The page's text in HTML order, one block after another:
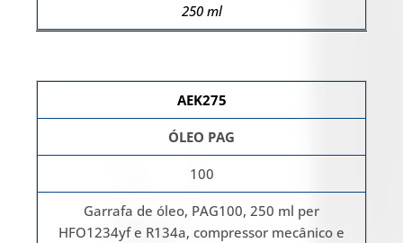
250 ml
AEK275
ÓLEO PAG
100
Garrafa de óleo, PAG100, 250 ml per
HFO1234yf e R134a, compressor mecânico e